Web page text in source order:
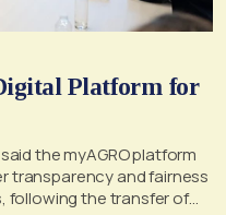
Platform for
the myAGRO platform
transparency and fairness
following the transfer of